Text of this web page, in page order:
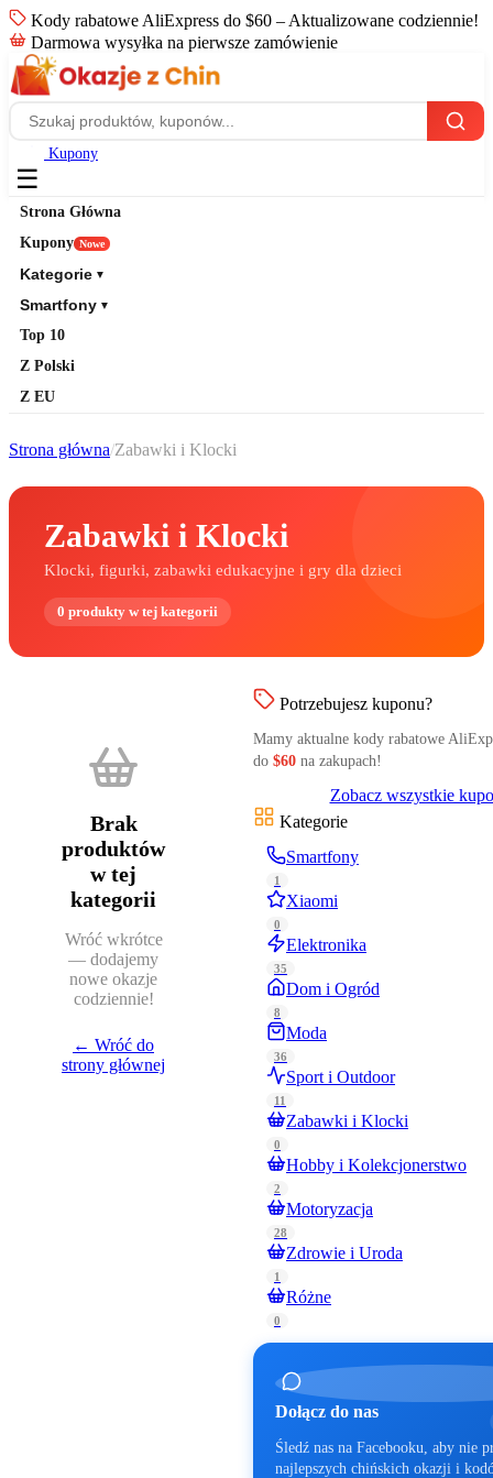
Kody rabatowe AliExpress do $60 – Aktualizowane codziennie!
Darmowa wysyłka na pierwsze zamówienie
Kupony
☰
Strona Główna
Kupony Nowe
Kategorie ▼
Smartfony ▼
Top 10
Z Polski
Z EU
Strona główna/Zabawki i Klocki
Zabawki i Klocki
Klocki, figurki, zabawki edukacyjne i gry dla dzieci
0 produkty w tej kategorii
Brak
produktów
w tej
kategorii
Wróć wkrótce
— dodajemy
nowe okazje
codziennie!
← Wróć do
strony głównej
Potrzebujesz kuponu?
Mamy aktualne kody rabatowe
do $60 na zakupach!
Zobacz wszystkie
Kategorie
Smartfony
1
Xiaomi
0
Elektronika
35
Dom i Ogród
8
Moda
36
Sport i Outdoor
11
Zabawki i Klocki
0
Hobby i Kolekcjonerstwo
2
Motoryzacja
28
Zdrowie i Uroda
1
Różne
0
Dołącz do nas
Śledź nas na Facebooku, aby nie
najlepszych chińskich okazji i